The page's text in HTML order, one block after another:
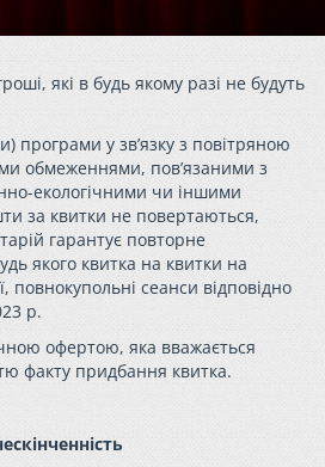
які в будь якому разі не будуть
програми у зв’язку з повітряною
обмеженнями, пов’язаними з
екологічними чи іншими
за квитки не повертаються,
гарантує повторне
якого квитка на квитки на
повнокупольні сеанси відповідно
р.
офертою, яка вважається
факту придбання квитка.